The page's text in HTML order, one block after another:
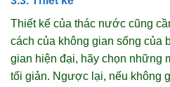
Thiết kế của thác nước cũng
cách của không gian sống của
gian hiện đại, hãy chọn những
tối giản. Ngược lại, nếu không